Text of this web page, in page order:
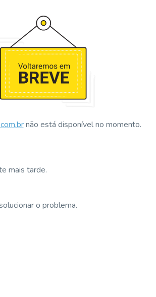
não está disponível no momento.
mais tarde.
o problema.